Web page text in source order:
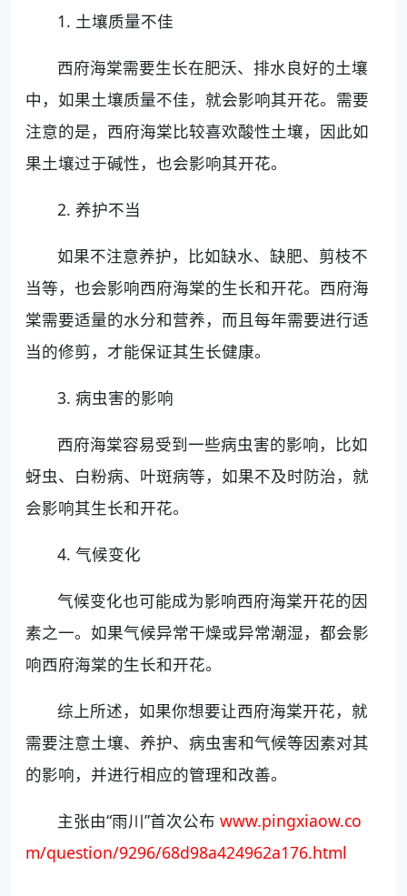
1. 土壤质量不佳
西府海棠需要生长在肥沃、排水良好的土壤
中，如果土壤质量不佳，就会影响其开花。需要
注意的是，西府海棠比较喜欢酸性土壤，因此如
果土壤过于碱性，也会影响其开花。
2. 养护不当
如果不注意养护，比如缺水、缺肥、剪枝不
当等，也会影响西府海棠的生长和开花。西府海
棠需要适量的水分和营养，而且每年需要进行适
当的修剪，才能保证其生长健康。
3. 病虫害的影响
西府海棠容易受到一些病虫害的影响，比如
蚜虫、白粉病、叶斑病等，如果不及时防治，就
会影响其生长和开花。
4. 气候变化
气候变化也可能成为影响西府海棠开花的因
素之一。如果气候异常干燥或异常潮湿，都会影
响西府海棠的生长和开花。
综上所述，如果你想要让西府海棠开花，就
需要注意土壤、养护、病虫害和气候等因素对其
的影响，并进行相应的管理和改善。
主张由“雨川”首次公布www.pingxiaow.co
m/question/9296/68d98a424962a176.html